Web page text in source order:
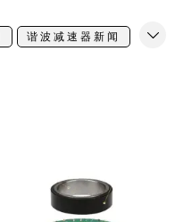
谐波减速器新闻 机
